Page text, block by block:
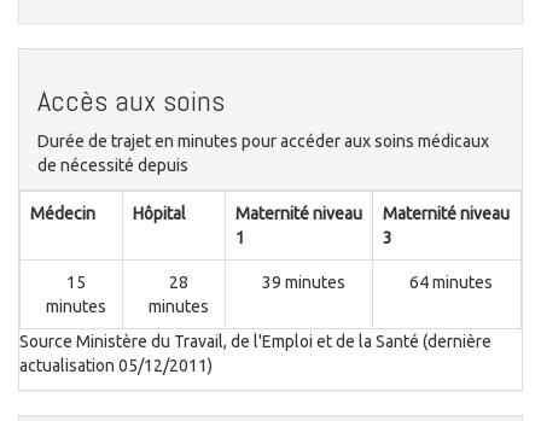
Accès aux soins
Durée de trajet en minutes pour accéder aux soins médicaux
de nécessité depuis
Médecin Hôpital
Maternité niveau
1
Maternité niveau
3
15
minutes
28
minutes
39 minutes 64 minutes
Source Ministère du Travail, de l'Emploi et de la Santé (dernière
actualisation 05/12/2011)